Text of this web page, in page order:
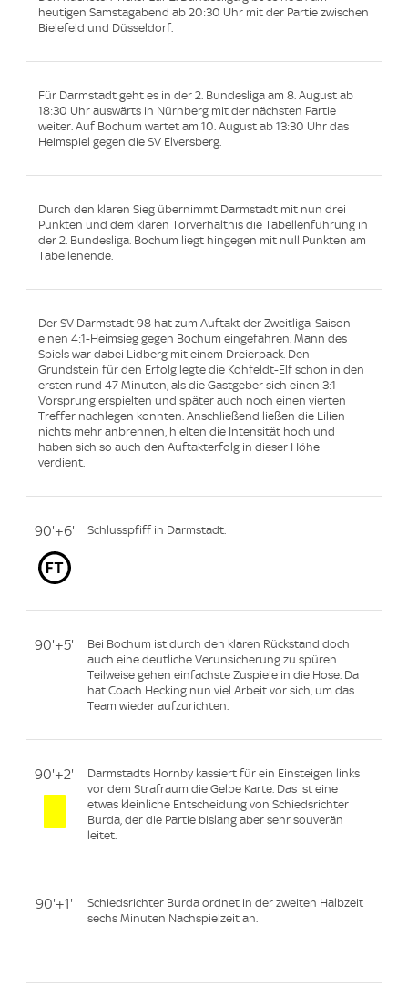
heutigen Samstagabend ab 20:30 Uhr mit der Partie zwischen
Bielefeld und Düsseldorf.
Für Darmstadt geht es in der 2. Bundesliga am 8. August ab
18:30 Uhr auswärts in Nürnberg mit der nächsten Partie
weiter. Auf Bochum wartet am 10. August ab 13:30 Uhr das
Heimspiel gegen die SV Elversberg.
Durch den klaren Sieg übernimmt Darmstadt mit nun drei
Punkten und dem klaren Torverhältnis die Tabellenführung in
der 2. Bundesliga. Bochum liegt hingegen mit null Punkten am
Tabellenende.
Der SV Darmstadt 98 hat zum Auftakt der Zweitliga-Saison
einen 4:1-Heimsieg gegen Bochum eingefahren. Mann des
Spiels war dabei Lidberg mit einem Dreierpack. Den
Grundstein für den Erfolg legte die Kohfeldt-Elf schon in den
ersten rund 47 Minuten, als die Gastgeber sich einen 3:1-
Vorsprung erspielten und später auch noch einen vierten
Treffer nachlegen konnten. Anschließend ließen die Lilien
nichts mehr anbrennen, hielten die Intensität hoch und
haben sich so auch den Auftakterfolg in dieser Höhe
verdient.
90'+6' Schlusspfiff in Darmstadt.
90'+5'
Bei Bochum ist durch den klaren Rückstand doch
auch eine deutliche Verunsicherung zu spüren.
Teilweise gehen einfachste Zuspiele in die Hose. Da
hat Coach Hecking nun viel Arbeit vor sich, um das
Team wieder aufzurichten.
90'+2'
Darmstadts Hornby kassiert für ein Einsteigen links
vor dem Strafraum die Gelbe Karte. Das ist eine
etwas kleinliche Entscheidung von Schiedsrichter
Burda, der die Partie bislang aber sehr souverän
leitet.
90'+1'
Schiedsrichter Burda ordnet in der zweiten Halbzeit
sechs Minuten Nachspielzeit an.